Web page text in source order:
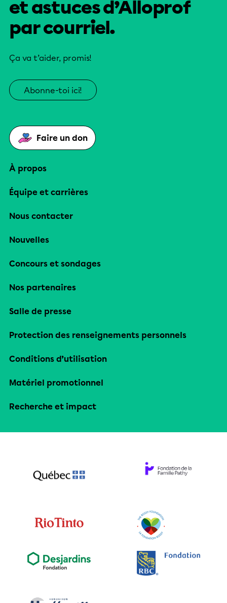
et astuces d’Alloprof
par courriel.
Ça va t’aider, promis!
Abonne-toi ici!
Faire un don
À propos
Équipe et carrières
Nous contacter
Nouvelles
Concours et sondages
Nos partenaires
Salle de presse
Protection des renseignements personnels
Conditions d’utilisation
Matériel promotionnel
Recherche et impact